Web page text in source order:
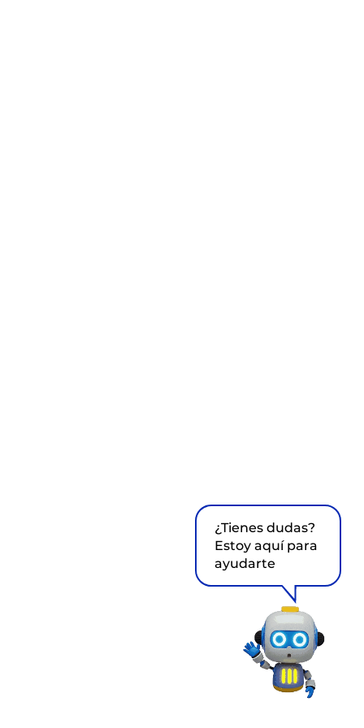
¿Tienes dudas?
Estoy aquí para
ayudarte